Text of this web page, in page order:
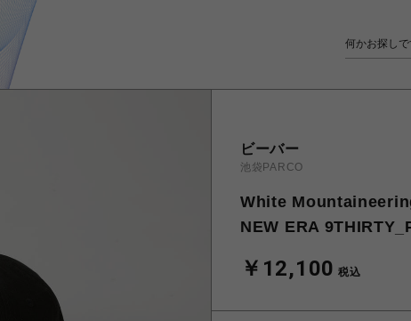
ビーバー
池袋PARCO
White
NEW ERA
￥12,100 税込